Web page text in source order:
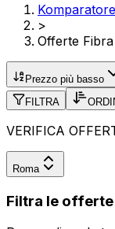
>
Offerte Fibra
Prezzo più basso
FILTRA
VERIFICA
Roma
Filtra le offerte